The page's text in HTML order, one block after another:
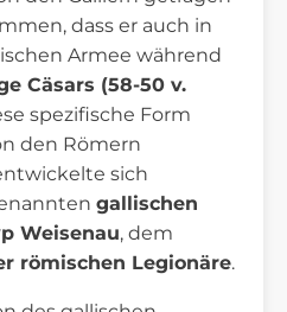
dass er auch in
Armee während
Cäsars (58-50 v.
spezifische Form
den Römern
sich
gallischen
Weisenau, dem
römischen Legionäre.